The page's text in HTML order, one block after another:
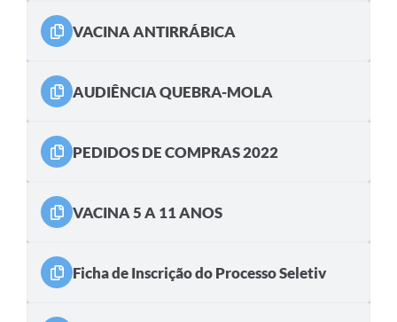
VACINA ANTIRRÁBICA
AUDIÊNCIA QUEBRA-MOLA
PEDIDOS DE COMPRAS 2022
VACINA 5 A 11 ANOS
Ficha de Inscrição do Processo Seletiv